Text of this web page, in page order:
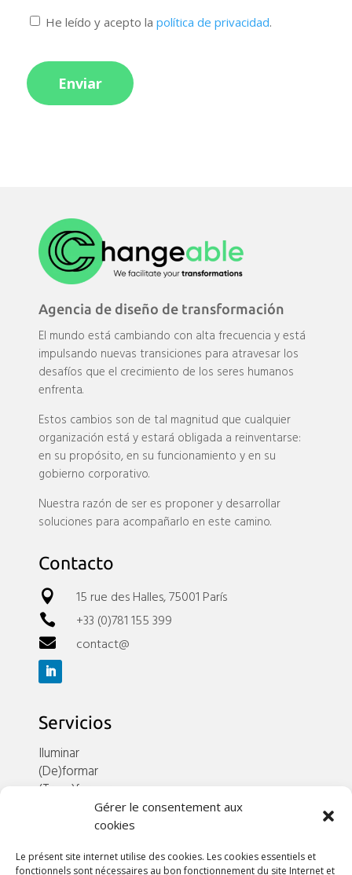
Gérer le consentement aux
cookies
Le présent site internet utilise des cookies. Les cookies essentiels et
fonctionnels sont nécessaires au bon fonctionnement du site Internet et
* He leído y acepto la política de privacidad.
Agencia de diseño de transformación
El mundo está cambiando con alta frecuencia y está
impulsando nuevas transiciones para atravesar los
desafíos que el crecimiento de los seres humanos
enfrenta.
Estos cambios son de tal magnitud que cualquier
organización está y estará obligada a reinventarse:
en su propósito, en su funcionamiento y en su
gobierno corporativo.
Nuestra razón de ser es proponer y desarrollar
soluciones para acompañarlo en este camino.
Contacto
 15 rue des Halles, 75001 París
 +33 (0)781 155 399
 contact@
Servicios
Iluminar
(De)formar
(Trans)formar
Enlaces útiles
Sobre nosotros